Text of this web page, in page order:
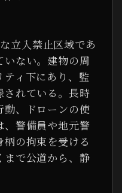
立入禁止区域であ
いない。建物の周
ィ下にあり、監
れている。長時
動、ドローンの使
、警備員や地元警
の拘束を受ける
まで公道から、静